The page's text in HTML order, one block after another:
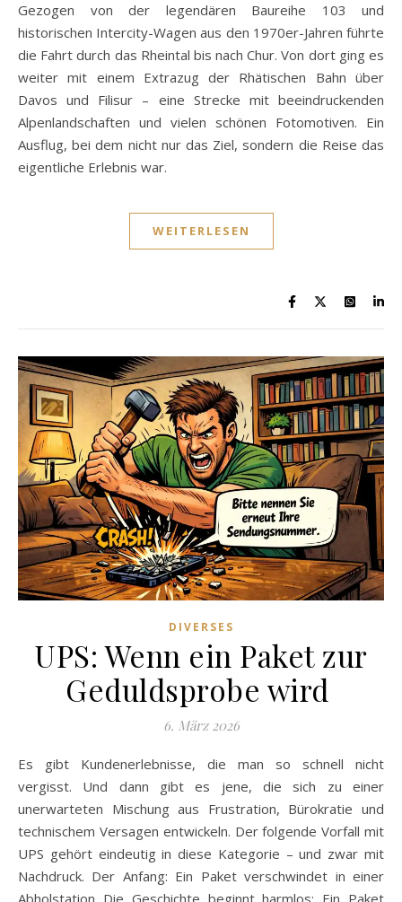
Gezogen von der legendären Baureihe 103 und
historischen Intercity-Wagen aus den 1970er-Jahren führte
die Fahrt durch das Rheintal bis nach Chur. Von dort ging es
weiter mit einem Extrazug der Rhätischen Bahn über
Davos und Filisur – eine Strecke mit beeindruckenden
Alpenlandschaften und vielen schönen Fotomotiven. Ein
Ausflug, bei dem nicht nur das Ziel, sondern die Reise das
eigentliche Erlebnis war.
WEITERLESEN
DIVERSES
UPS: Wenn ein Paket zur
Geduldsprobe wird
6. März 2026
Es gibt Kundenerlebnisse, die man so schnell nicht
vergisst. Und dann gibt es jene, die sich zu einer
unerwarteten Mischung aus Frustration, Bürokratie und
technischem Versagen entwickeln. Der folgende Vorfall mit
UPS gehört eindeutig in diese Kategorie – und zwar mit
Nachdruck. Der Anfang: Ein Paket verschwindet in einer